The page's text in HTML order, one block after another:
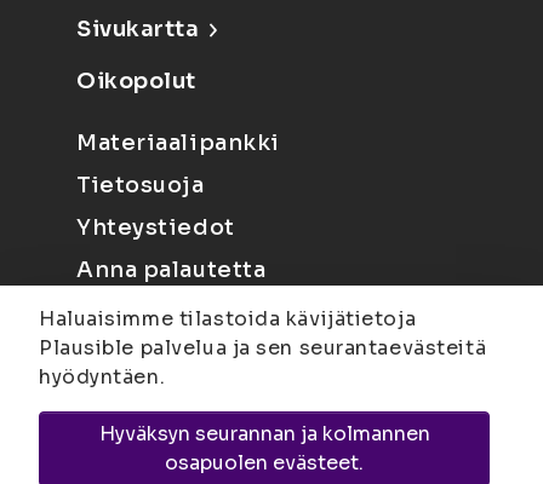
Sivukartta
Oikopolut
Materiaalipankki
Tietosuoja
Yhteystiedot
Anna palautetta
Joensuu
Suvantokatu 6, 80100 Joensuu |
Haluaisimme tilastoida kävijätietoja
Plausible palvelua ja sen seurantaevästeitä
hyödyntäen.
Hyväksyn seurannan ja kolmannen
osapuolen evästeet.